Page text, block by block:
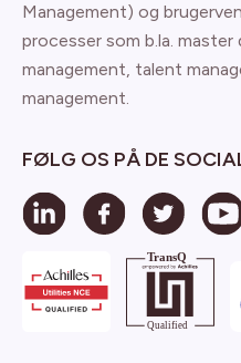
Management) og
processer som b.la.
management, talent
management.
FØLG OS PÅ DE